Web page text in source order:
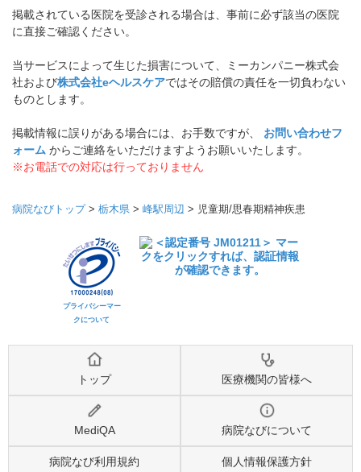
掲載されている医院を受診される場合は、事前に必ず該当の医院
に直接ご確認ください。
当サービスによって生じた損害について、ミーカンパニー株式会
社および株式会社eヘルスケアではその賠償の責任を一切負わない
ものとします。
掲載情報に誤りがある場合には、お手数ですが、 お問い合わせフ
ォーム からご連絡をいただけますようお願いいたします。
※お電話での対応は行っておりません
病院なびトップ> 栃木県 > 峰駅周辺 > 児童期/思春期精神疾患
プライバシーマー
クについて
トップ 医療機関の皆様へ
MediQA 病院なびについて
病院なび利用規約 個人情報保護方針